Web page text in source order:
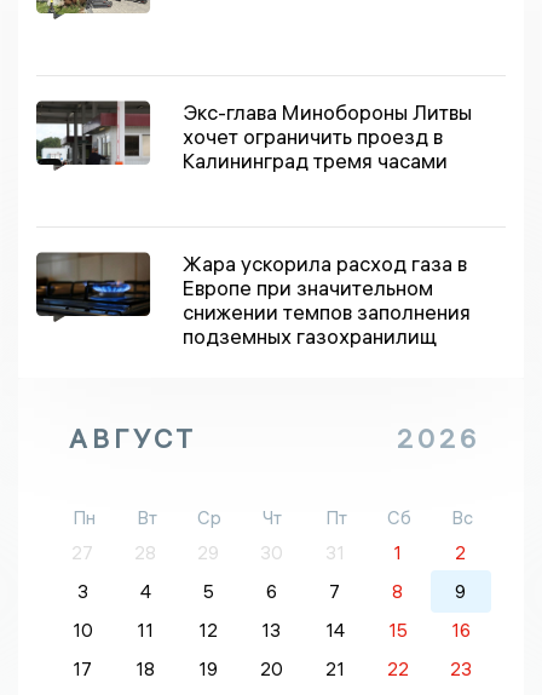
Экс-глава Минобороны Литвы
хочет ограничить проезд в
Калининград тремя часами
Жара ускорила расход газа в
Европе при значительном
снижении темпов заполнения
подземных газохранилищ
АВГУСТ 2026
Пн Вт Ср Чт Пт Сб
Вс
27
28 29 30 31 1
2
3
4 5 6 7 8
9
10
11 12 13 14 15
16
17
18 19 20 21 22
23